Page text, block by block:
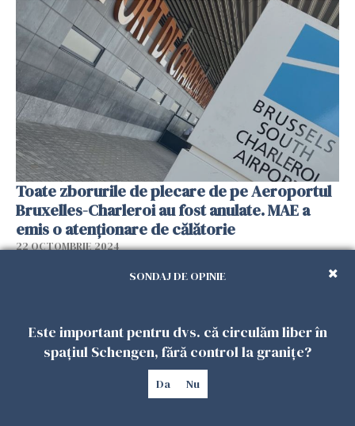
Toate zborurile de plecare de pe Aeroportul
Bruxelles-Charleroi au fost anulate. MAE a
emis o atenționare de călătorie
22 OCTOMBRIE 2024
SONDAJ DE OPINIE
Este important pentru dvs. că circulăm liber în
spațiul Schengen, fără control la granițe?
Da Nu